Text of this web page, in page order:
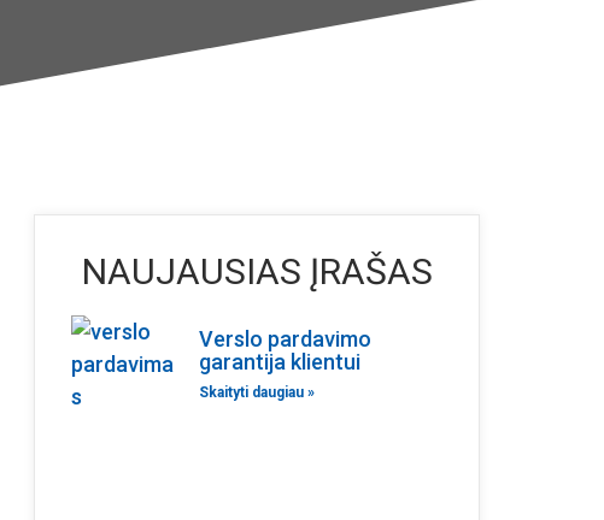
NAUJAUSIAS ĮRAŠAS
Verslo pardavimo
garantija klientui
Skaityti daugiau »